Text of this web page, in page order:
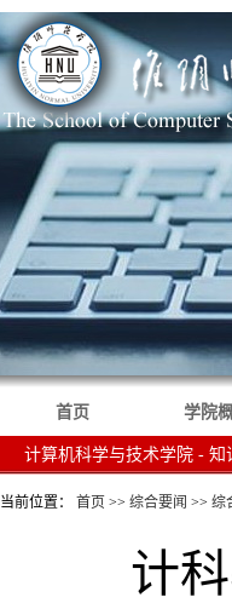
首页 学院
计算机科学与技术学院 -
当前位置： 首页 >> 综合要闻 >> 综
计